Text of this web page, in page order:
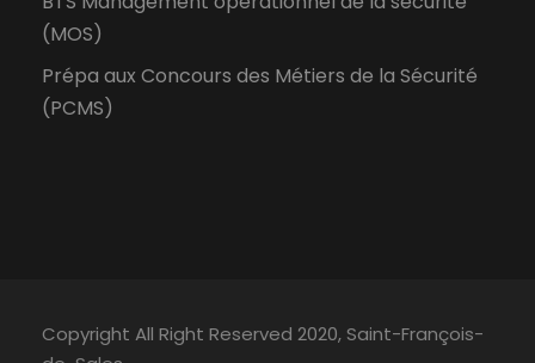
(MOS)
Prépa aux Concours des Métiers de la Sécurité
(PCMS)
Copyright All Right Reserved 2020, Saint-François-